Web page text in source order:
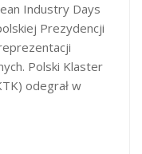
Industry Days
Prezydencji
Polski Klaster
odegrał w